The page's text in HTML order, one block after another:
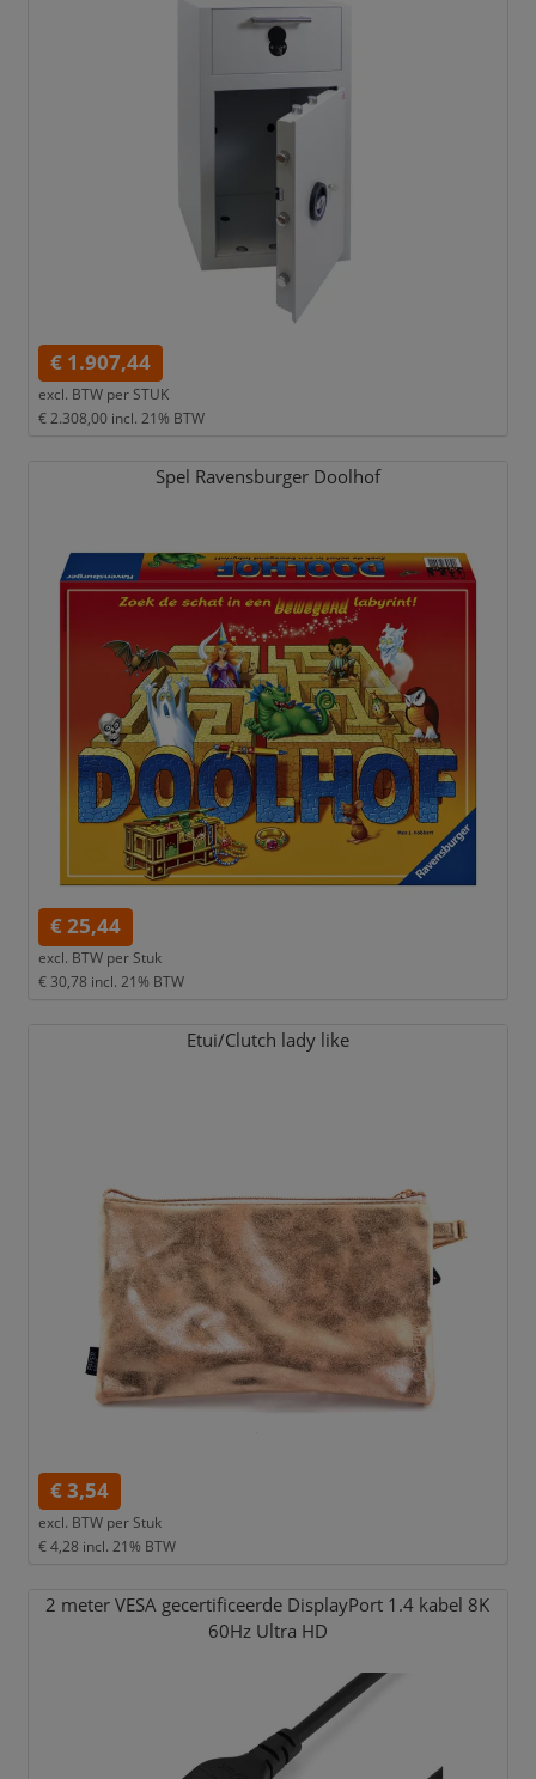
€ 1.907,44
excl. BTW per STUK
€ 2.308,00 incl. 21% BTW
Spel Ravensburger Doolhof
€ 25,44
excl. BTW per Stuk
€ 30,78 incl. 21% BTW
Etui/Clutch lady like
€ 3,54
excl. BTW per Stuk
€ 4,28 incl. 21% BTW
2 meter VESA gecertificeerde DisplayPort 1.4 kabel 8K
60Hz Ultra HD